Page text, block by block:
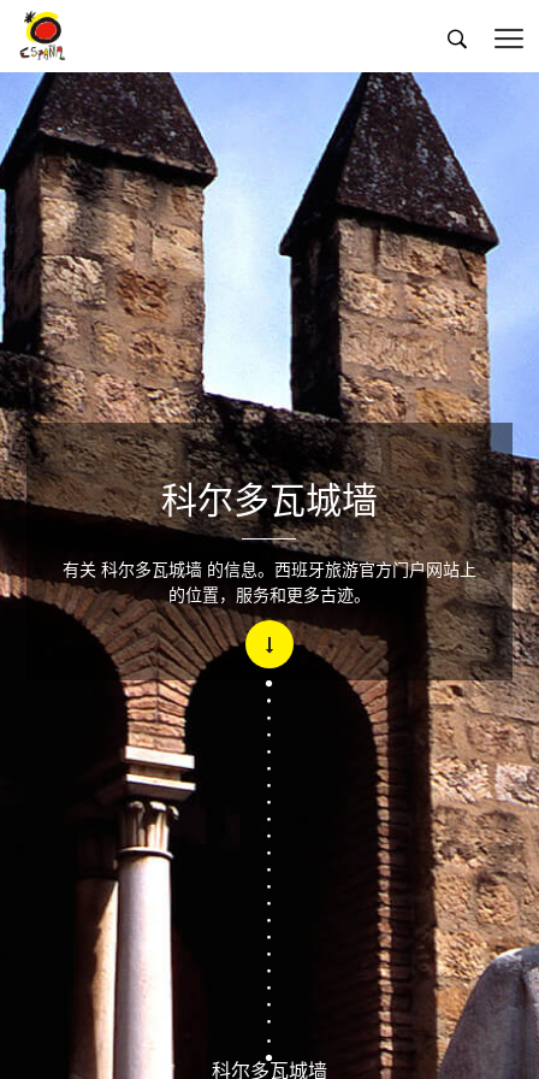
 
科尔多瓦城墙
科尔多瓦城墙
有关 科尔多瓦城墙 的信息。西班牙旅游官方门户网站上
的位置，服务和更多古迹。